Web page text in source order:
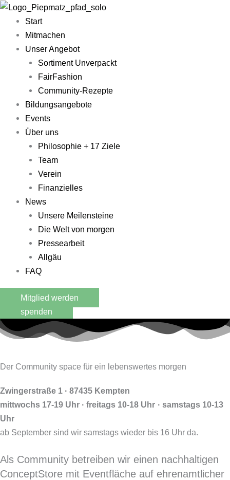
Zum
Inhalt
springen
Main
Menu
Start
Mitmachen
Unser Angebot
Sortiment Unverpackt
FairFashion
Community-Rezepte​
Bildungsangebote
Events
Über uns
Philosophie + 17 Ziele
Team
Verein
Finanzielles
News
Unsere Meilensteine
Die Welt von morgen
Pressearbeit
Allgäu
FAQ
Mitglied werden
spenden
Der Community space für ein lebenswertes morgen
Zwingerstraße 1 · 87435 Kempten
mittwochs 17-19 Uhr · freitags 10-18 Uhr · samstags 10-13
Uhr
ab September sind wir samstags wieder bis 16 Uhr da.
Als Community betreiben wir einen nachhaltigen
ConceptStore mit Eventfläche auf ehrenamtlicher